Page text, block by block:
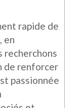
rapide de
en
recherchons
de renforcer
passionnée